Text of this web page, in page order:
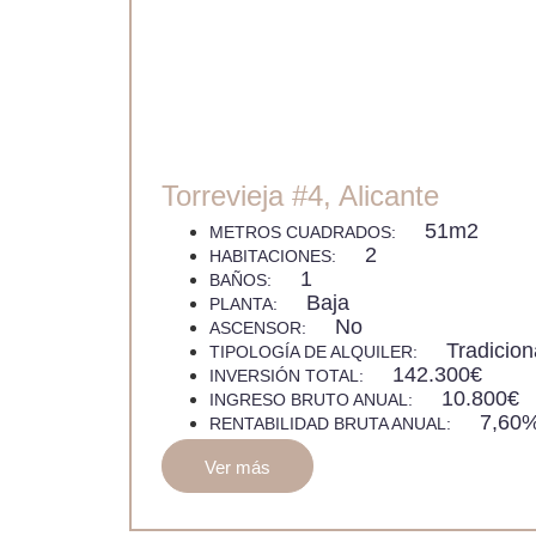
Torrevieja #4, Alicante
METROS CUADRADOS: 51m2
HABITACIONES: 2
BAÑOS: 1
PLANTA: Baja
ASCENSOR: No
TIPOLOGÍA DE ALQUILER:
INVERSIÓN TOTAL: 142.300€
INGRESO BRUTO ANUAL: 10.800€
RENTABILIDAD BRUTA ANUAL:
Ver más